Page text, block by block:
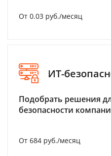
От 0.03 руб./месяц
ИТ-
Подобрать решения
безопасности
От 684 руб./месяц